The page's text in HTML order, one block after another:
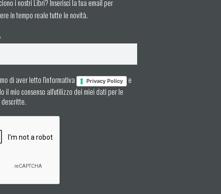
i nostri Libri? Inserisci la tua email per
in tempo reale tutte le novità.
di aver letto l'informativa Privacy Policy
e
il mio consenso all'utilizzo dei miei dati per le